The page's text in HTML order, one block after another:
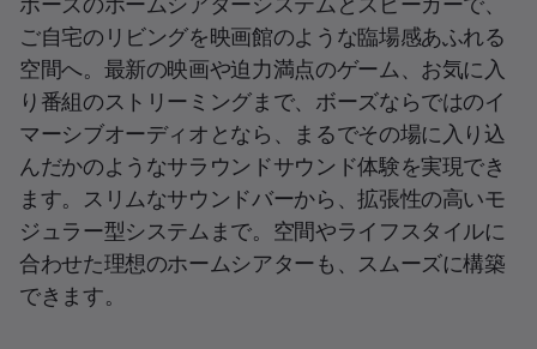
ご自宅のリビングを映画館のような臨場感あふれる
空間へ。最新の映画や迫力満点のゲーム、お気に入
り番組のストリーミングまで、ボーズならではのイ
マーシブオーディオとなら、まるでその場に入り込
んだかのようなサラウンドサウンド体験を実現でき
ます。スリムなサウンドバーから、拡張性の高いモ
ジュラー型システムまで。空間やライフスタイルに
合わせた理想のホームシアターも、スムーズに構築
できます。